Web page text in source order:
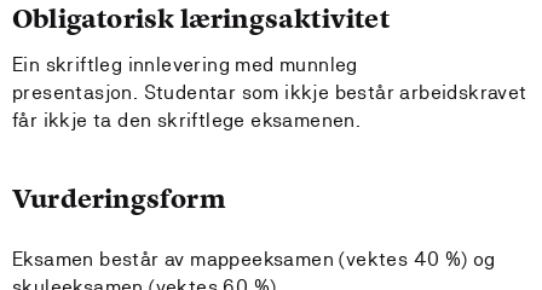
Obligatorisk læringsaktivitet
Ein skriftleg innlevering med munnleg
presentasjon. Studentar som ikkje består arbeidskravet
får ikkje ta den skriftlege eksamenen.
Vurderingsform
Eksamen består av mappeeksamen (vektes 40 %) og